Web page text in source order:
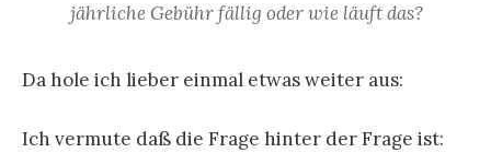
jährliche Gebühr fällig oder wie läuft das?
Da hole ich lieber einmal etwas weiter aus:
Ich vermute daß die Frage hinter der Frage ist: